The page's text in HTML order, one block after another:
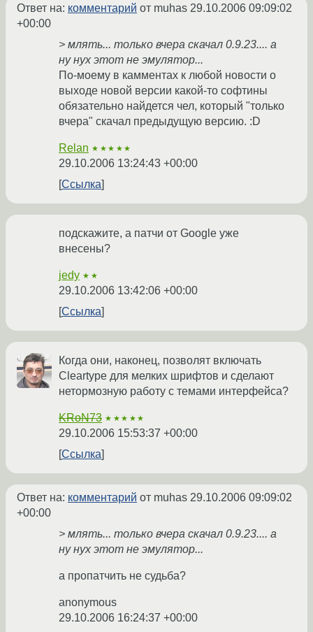
Ответ на: комментарий от muhas 29.10.2006 09:09:02
+00:00
> млять... только вчера скачал 0.9.23.... а
ну нух этот не эмулятор...
По-моему в камментах к любой новости о
выходе новой версии какой-то софтины
обязательно найдется чел, который "только
вчера" скачал предыдущую версию. :D
Relan ★★★★★
29.10.2006 13:24:43 +00:00
Ссылка
подскажите, а патчи от Google уже
внесены?
jedy ★★
29.10.2006 13:42:06 +00:00
Ссылка
Когда они, наконец, позволят включать
Cleartype для мелких шрифтов и сделают
нетормозную работу с темами интерфейса?
KRoN73 ★★★★★
29.10.2006 15:53:37 +00:00
Ссылка
Ответ на: комментарий от muhas 29.10.2006 09:09:02
+00:00
> млять... только вчера скачал 0.9.23.... а
ну нух этот не эмулятор...
а пропатчить не судьба?
anonymous
29.10.2006 16:24:37 +00:00